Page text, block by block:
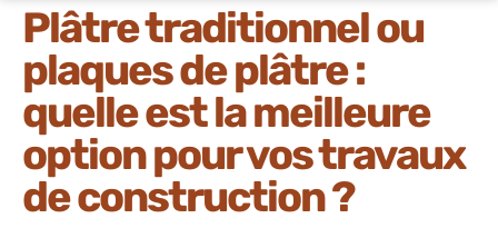
Plâtre traditionnel ou
plaques de plâtre :
quelle est la meilleure
option pour vos travaux
de construction ?